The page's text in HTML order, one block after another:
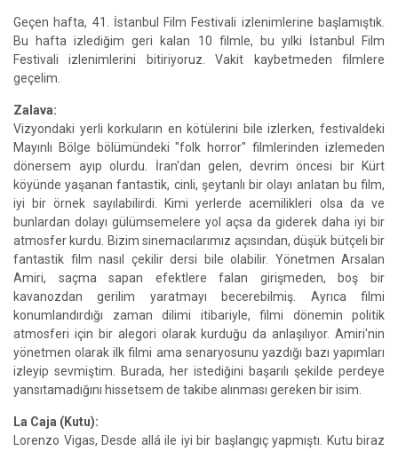
Geçen hafta, 41. İstanbul Film Festivali izlenimlerine başlamıştık.
Bu hafta izlediğim geri kalan 10 filmle, bu yılki İstanbul Film
Festivali izlenimlerini bitiriyoruz. Vakit kaybetmeden filmlere
geçelim.
Zalava:
Vizyondaki yerli korkuların en kötülerini bile izlerken, festivaldeki
Mayınlı Bölge bölümündeki "folk horror" filmlerinden izlemeden
dönersem ayıp olurdu. İran'dan gelen, devrim öncesi bir Kürt
köyünde yaşanan fantastik, cinli, şeytanlı bir olayı anlatan bu film,
iyi bir örnek sayılabilirdi. Kimi yerlerde acemilikleri olsa da ve
bunlardan dolayı gülümsemelere yol açsa da giderek daha iyi bir
atmosfer kurdu. Bizim sinemacılarımız açısından, düşük bütçeli bir
fantastik film nasıl çekilir dersi bile olabilir. Yönetmen Arsalan
Amiri, saçma sapan efektlere falan girişmeden, boş bir
kavanozdan gerilim yaratmayı becerebilmiş. Ayrıca filmi
konumlandırdığı zaman dilimi itibariyle, filmi dönemin politik
atmosferi için bir alegori olarak kurduğu da anlaşılıyor. Amiri'nin
yönetmen olarak ilk filmi ama senaryosunu yazdığı bazı yapımları
izleyip sevmiştim. Burada, her istediğini başarılı şekilde perdeye
yansıtamadığını hissetsem de takibe alınması gereken bir isim.
La Caja (Kutu):
Lorenzo Vigas, Desde allá ile iyi bir başlangıç yapmıştı. Kutu biraz